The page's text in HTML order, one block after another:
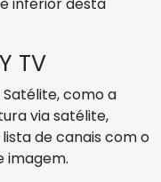
TV
Satélite, como a
via satélite,
de canais com o
imagem.